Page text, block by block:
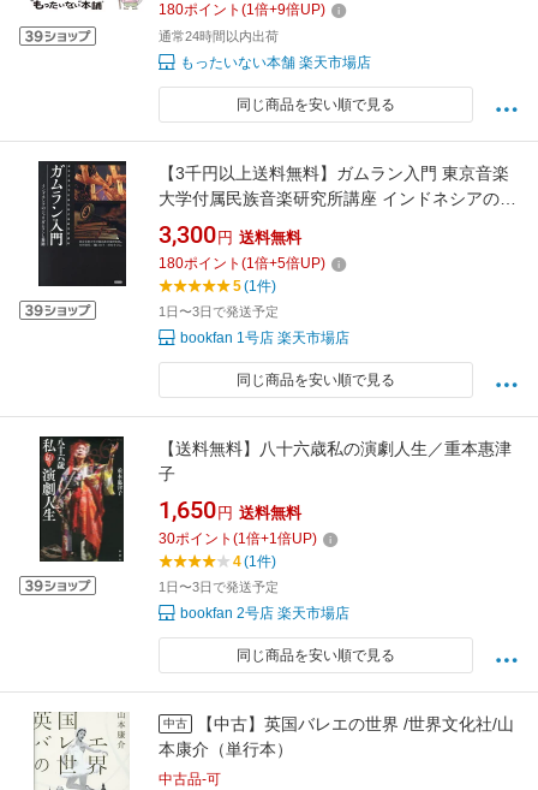
180ポイント (1倍+9倍UP)
通常24時間以内出荷
もったいない本舗 楽天市場店
同じ商品を安い順で見る
【3千円以上送料無料】ガムラン入門 東京音楽
大学付属民族音楽研究所講座 インドネシアのジ
ャワガムランと舞踊／東京音楽大学付属民族音
楽研究所／木村佳代／樋口文子
3,300 円 送料無料
180ポイント (1倍+5倍UP)
5(1件)
1日〜3日で発送予定
bookfan 1号店 楽天市場店
同じ商品を安い順で見る
【送料無料】八十六歳私の演劇人生／重本惠津
子
1,650 円 送料無料
30ポイント (1倍+1倍UP)
4(1件)
1日〜3日で発送予定
bookfan 2号店 楽天市場店
同じ商品を安い順で見る
中古
【中古】英国バレエの世界 /世界文化社/山
本康介（単行本）
中古品-可